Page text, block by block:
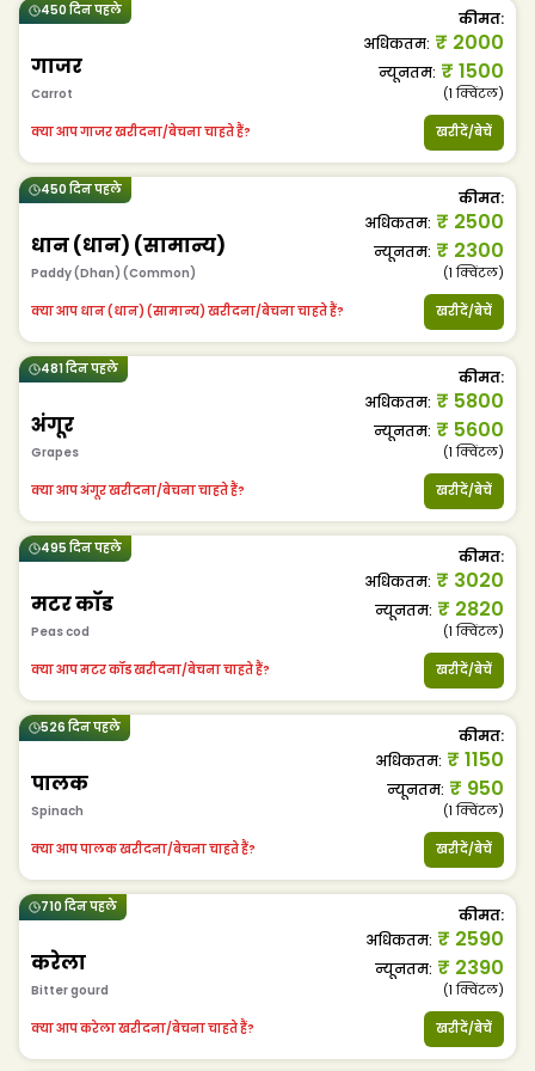
450 दिन पहले
गाजर
Carrot
कीमत:
अधिकतम: ₹ 2000
न्यूनतम: ₹ 1500
(1क्विंटल)
क्या आप गाजर खरीदना/बेचना चाहते हैं? खरीदें/बेचें
450 दिन पहले
धान (धान) (सामान्य)
Paddy (Dhan) (Common)
कीमत:
अधिकतम: ₹ 2500
न्यूनतम: ₹ 2300
(1क्विंटल)
क्या आप धान (धान) (सामान्य) खरीदना/बेचना चाहते हैं? खरीदें/बेचें
481 दिन पहले
अंगूर
Grapes
कीमत:
अधिकतम: ₹ 5800
न्यूनतम: ₹ 5600
(1क्विंटल)
क्या आप अंगूर खरीदना/बेचना चाहते हैं? खरीदें/बेचें
495 दिन पहले
मटर कॉड
Peas cod
कीमत:
अधिकतम: ₹ 3020
न्यूनतम: ₹ 2820
(1क्विंटल)
क्या आप मटर कॉड खरीदना/बेचना चाहते हैं? खरीदें/बेचें
526 दिन पहले
पालक
Spinach
कीमत:
अधिकतम: ₹ 1150
न्यूनतम: ₹ 950
(1क्विंटल)
क्या आप पालक खरीदना/बेचना चाहते हैं? खरीदें/बेचें
710 दिन पहले
करेला
Bitter gourd
कीमत:
अधिकतम: ₹ 2590
न्यूनतम: ₹ 2390
(1क्विंटल)
क्या आप करेला खरीदना/बेचना चाहते हैं? खरीदें/बेचें